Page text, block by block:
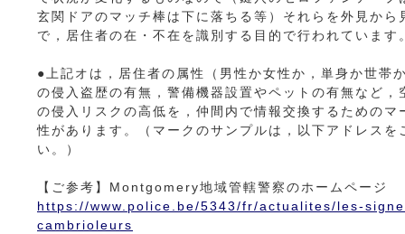
玄関ドアのマッチ棒は下に落ちる等）それらを外見から
で，居住者の在・不在を識別する目的で行われています
●上記オは，居住者の属性（男性か女性か，単身か世帯
の侵入盗歴の有無，警備機器設置やペットの有無など，
の侵入リスクの高低を，仲間内で情報交換するためのマ
性があります。（マークのサンプルは，以下アドレスを
い。）
【ご参考】Montgomery地域管轄警察のホームページ
https://www.police.be/5343/fr/actualites/les-
cambrioleurs